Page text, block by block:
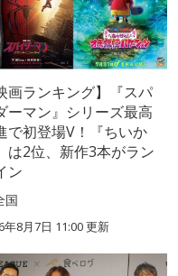
画ランキング】『スパ
ーマン』シリーズ最高
で初登場V！『ちいか
は2位、新作3本がラン
ン
国
年8月7日 11:00更新